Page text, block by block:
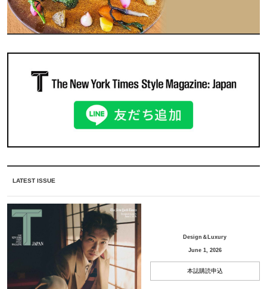
LATEST ISSUE
Design＆Luxury
June 1, 2026
本誌購読申込